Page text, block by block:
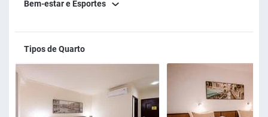
Bem-estar e Esportes
Tipos de Quarto